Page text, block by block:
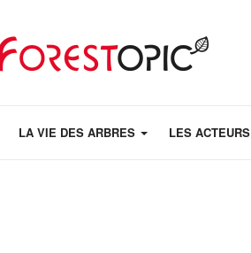
LA VIE DES ARBRES LES ACTEURS